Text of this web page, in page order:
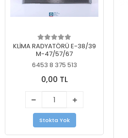
KLİMA RADYATÖRÜ E-38/39
M-47/57/67
6453 8 375 513
0,00 TL
Stokta Yok